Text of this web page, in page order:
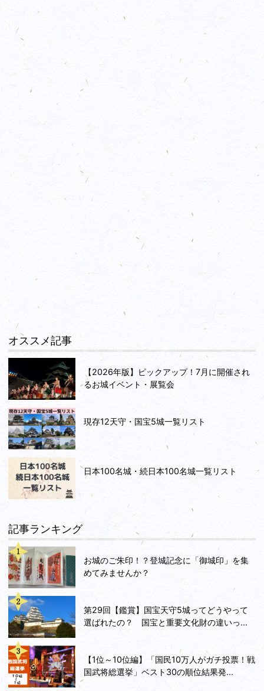
オススメ記事
【2026年版】ピックアップ！7月に開催され
るお城イベント・展覧会
現存12天守・国宝5城一覧リスト
日本100名城・続日本100名城一覧リスト
記事ランキング
お城のご朱印！？登城記念に「御城印」を集
めてみませんか？
第29回【鑑賞】国宝天守5城ってどうやって
選ばれたの？ 国宝と重要文化財の違いっ...
【1位～10位編】「国民10万人がガチ投票！戦
国武将総選挙」ベスト30の順位結果発...